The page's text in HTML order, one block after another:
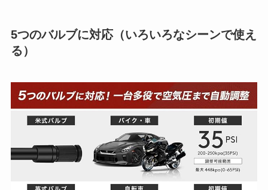
5つのバルブに対応（いろいろなシーンで使え
る）